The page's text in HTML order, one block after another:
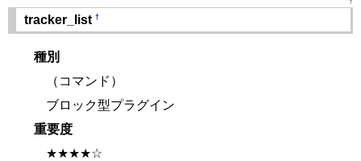
tracker_list †
種別
（コマンド）
ブロック型プラグイン
重要度
★★★★☆